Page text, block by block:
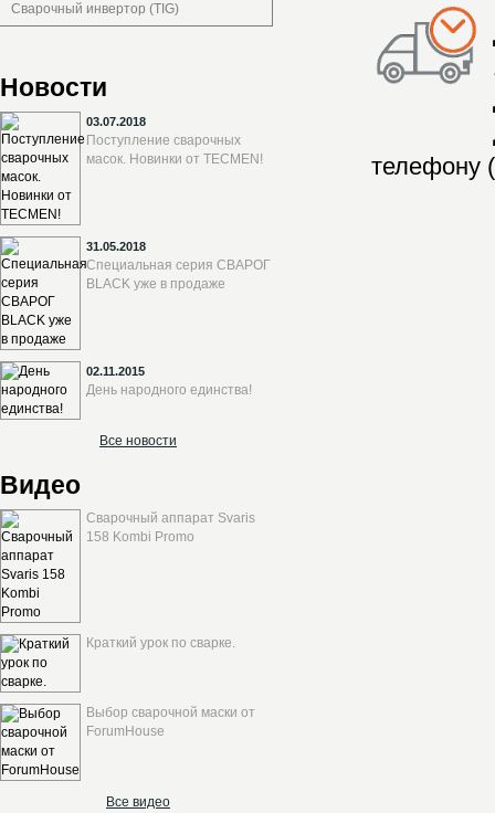
Сварочный инвертор (TIG)
Новости
03.07.2018
Поступление сварочных
масок. Новинки от TECMEN!
31.05.2018
Специальная серия СВАРОГ
BLACK уже в продаже
02.11.2015
День народного единства!
Все новости
Видео
Сварочный аппарат Svaris
158 Kombi Promo
Краткий урок по сварке.
Выбор сварочной маски от
ForumHouse
Все видео
телефону